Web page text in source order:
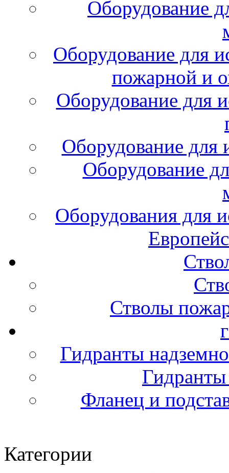
Оборудование
Оборудование для
пожарной и
Оборудование для
Оборудование для
Оборудование
Оборудования для
Стволы
Гидранты
Фланец и
Категории